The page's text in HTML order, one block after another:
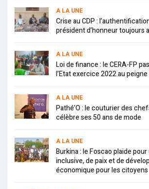
A LA UNE
Crise au CDP :
président d’honneur toujours
A LA UNE
Loi de finance : le CERA-FP
l’Etat exercice 2022 au
A LA UNE
Pathé’O : le couturier des
célèbre ses 50 ans de mode
A LA UNE
Burkina : le Foscao plaide pour
inclusive, de paix et de
économique pour les citoyens